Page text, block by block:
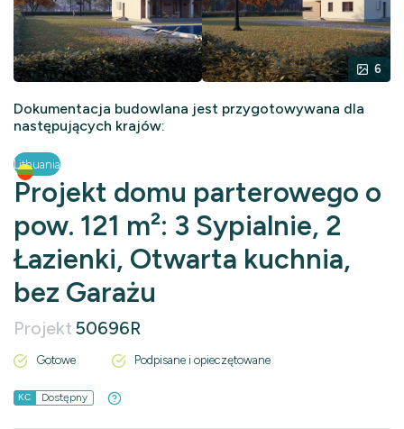
6
Dokumentacja budowlana jest przygotowywana dla
następujących krajów:
Lithuania
Projekt domu parterowego o
pow. 121 m²: 3 Sypialnie, 2
Łazienki, Otwarta kuchnia,
bez Garażu
Projekt 50696R
Gotowe Podpisane i opieczętowane
KC Dostępny